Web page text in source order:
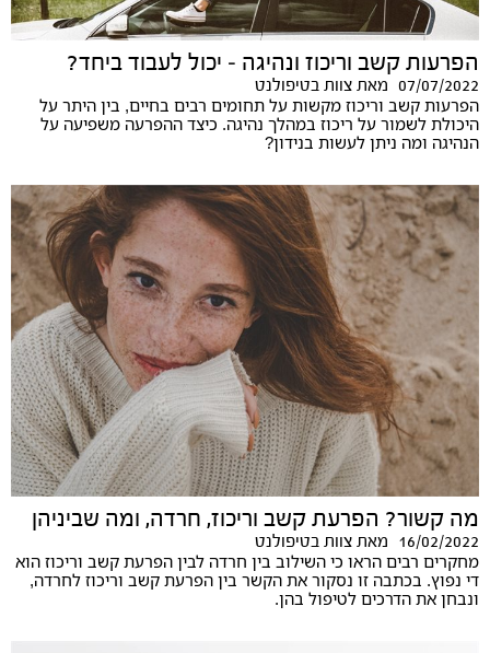
הפרעות קשב וריכוז ונהיגה – יכול לעבוד ביחד?
07/07/2022 מאת צוות בטיפולנט
הפרעות קשב וריכוז מקשות על תחומים רבים בחיים, בין היתר על
היכולת לשמור על ריכוז במהלך נהיגה. כיצד ההפרעה משפיעה על
הנהיגה ומה ניתן לעשות בנידון?
מה קשור? הפרעת קשב וריכוז, חרדה, ומה שביניהן
16/02/2022 מאת צוות בטיפולנט
מחקרים רבים הראו כי השילוב בין חרדה לבין הפרעת קשב וריכוז הוא
די נפוץ. בכתבה זו נסקור את הקשר בין הפרעת קשב וריכוז לחרדה,
ונבחן את הדרכים לטיפול בהן.